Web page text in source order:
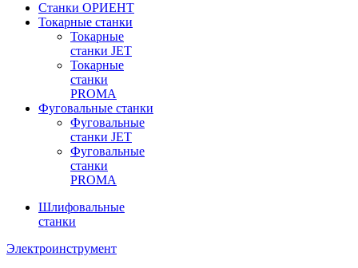
Станки ОРИЕНТ
Токарные станки
Toкарные
станки JET
Токарные
станки
PROMA
Фуговальные станки
Фуговальные
станки JET
Фуговальные
станки
PROMA
Шлифовальные
станки
Электроинструмент